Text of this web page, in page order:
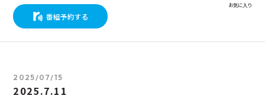
番組予約する
お気に入り
2025/07/15
2025.7.11